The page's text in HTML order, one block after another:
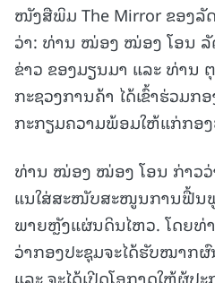
ໜັງສືພິມ The Mirror ຂອງລັ
ວ່າ: ທ່ານ ໝ່ອງ ໝ່ອງ ໂອນ ລັ
ຂ່າວ ຂອງມຽນມາ ແລະ ທ່ານ
ກະຊວງການຄ້າ ໄດ້ເຂົ້າຮ່ວມກ
ກະກຽມຄວາມພ້ອມໃຫ້ແກ່ກອ
ທ່ານ ໝ່ອງ ໝ່ອງ ໂອນ ກ່າວວ່
ແນໃສ່ສະໜັບສະໜູນການຟື້ນ
ພາຍຫຼັງແຜ່ນດິນໄຫວ. ໂດຍທ່
ວ່າກອງປະຊຸມຈະໄດ້ຮັບໝາກ
ແລະ ຈະໄດ້ເປີດໂອກາດໃຫ້ຜູ້ປ